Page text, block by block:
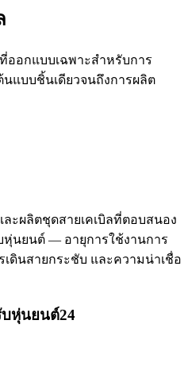
ออกแบบเฉพาะสำหรับการ
แบบชิ้นเดียวจนถึงการผลิต
ะผลิตชุดสายเคเบิลที่ตอบสนอง
หุ่นยนต์ — อายุการใช้งานการ
เดินสายกระชับ และความน่าเชื่อ
บหุ่นยนต์24